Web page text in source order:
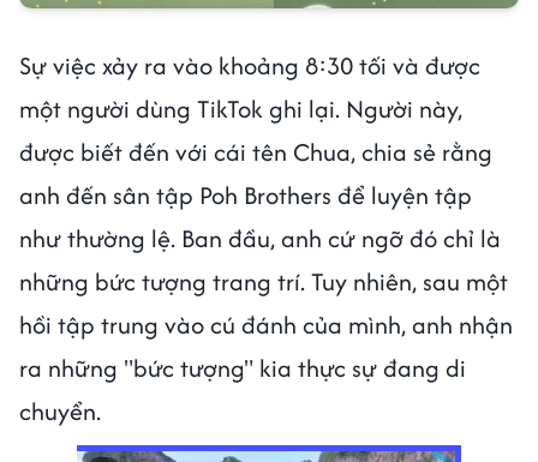
Sự việc xảy ra vào khoảng 8:30 tối và được
một người dùng TikTok ghi lại. Người này,
được biết đến với cái tên Chua, chia sẻ rằng
anh đến sân tập Poh Brothers để luyện tập
như thường lệ. Ban đầu, anh cứ ngỡ đó chỉ là
những bức tượng trang trí. Tuy nhiên, sau một
hồi tập trung vào cú đánh của mình, anh nhận
ra những "bức tượng" kia thực sự đang di
chuyển.